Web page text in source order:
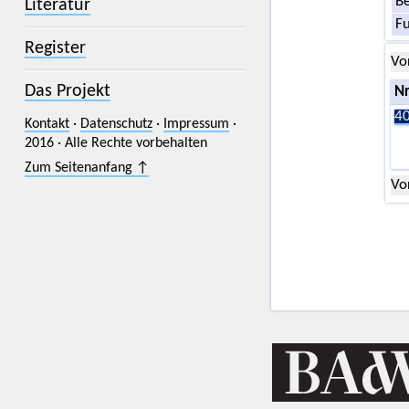
Literatur
Register
Das Projekt
Kontakt· Datenschutz· Impressum ·
2016 · Alle Rechte vorbehalten
Zum Seitenanfang ↑